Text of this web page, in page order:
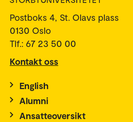
Postboks 4, St. Olavs plass
0130 Oslo
Tlf.: 67 23 50 00
Kontakt oss
English
Alumni
Ansatteoversikt